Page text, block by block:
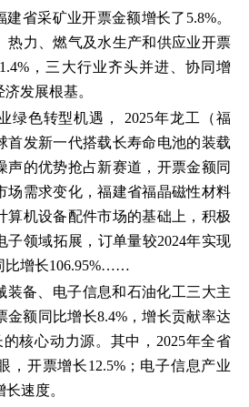
建省采矿业开票金额增长了5.8%。
热力、燃气及水生产和供应业开票
，三大行业齐头并进、协同增
发展根基。
绿色转型机遇， 2025年龙工（福
首发新一代搭载长寿命电池的装载
声的优势抢占新赛道，开票金额同
场需求变化，福建省福晶磁性材料
算机设备配件市场的基础上，积极
子领域拓展，订单量较2024年实现
比增长106.95%……
装备、电子信息和石油化工三大主
金额同比增长8.4%，增长贡献率达
核心动力源。其中，2025年全省
，开票增长12.5%；电子信息产业
速度。